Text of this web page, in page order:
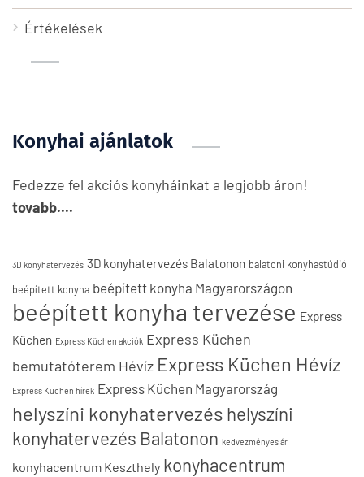
Értékelések
Konyhai ajánlatok
Fedezze fel akciós konyháinkat a legjobb áron!
tovabb....
3D konyhatervezés 3D konyhatervezés Balatonon balatoni konyhastúdió
beépített konyha beépített konyha Magyarországon
beépített konyha tervezése Express
Küchen Express Küchen akciók Express Küchen
bemutatóterem Hévíz Express Küchen Hévíz
Express Küchen hírek Express Küchen Magyarország
helyszíni konyhatervezés helyszíni
konyhatervezés Balatonon kedvezményes ár
konyhacentrum Keszthely konyhacentrum